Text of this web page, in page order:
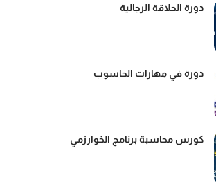
دورة الحلاقة الرجالية
دورة في مهارات الحاسوب
كورس محاسبة برنامج الخوارزمي